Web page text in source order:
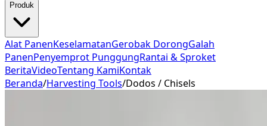
Produk
Alat PanenKeselamatanGerobak DorongGalah
PanenPenyemprot PunggungRantai & Sproket
BeritaVideoTentang KamiKontak
Beranda/Harvesting Tools/Dodos / Chisels